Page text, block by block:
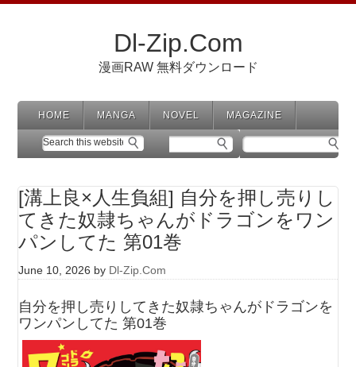
Dl-Zip.Com
漫画RAW 無料ダウンロード
HOME MANGA NOVEL MAGAZINE
[溝上良×人生負組] 自分を押し売りし
てきた奴隷ちゃんがドラゴンをワン
パンしてた 第01巻
June 10, 2026 by Dl-Zip.Com
自分を押し売りしてきた奴隷ちゃんがドラゴンを
ワンパンしてた 第01巻